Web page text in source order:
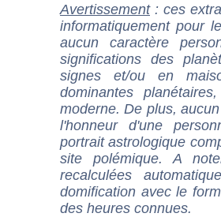
Avertissement: ces
informatiquement pour
aucun caractère
significations des
signes et/ou en
dominantes
moderne. De plus,
l'honneur d'une
portrait astrologique
site polémique. A
recalculées
domification avec le
des heures connues.